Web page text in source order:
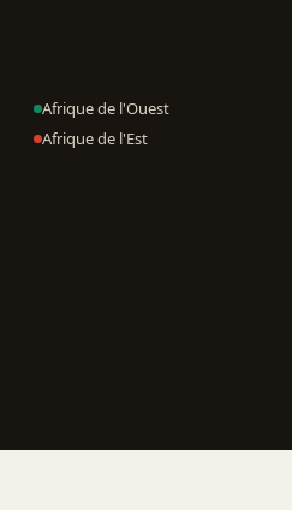
Afrique de l'Ouest
Afrique de l'Est